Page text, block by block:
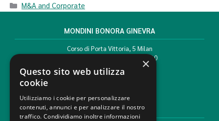
M&A and Corporate
MONDINI BONORA GINEVRA
Corso di Porta Vittoria, 5 Milan
T. +39 02 777351 F. +39 02 784510
info@mbg.legal
LEGAL AREAS
×
Questo sito web utilizza
cookie
Utilizziamo i cookie per personalizzare
contenuti, annunci e per analizzare il nostro
traffico. Condividiamo inoltre informazioni